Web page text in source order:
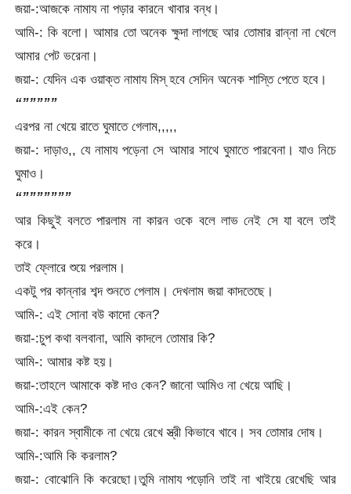
জয়া-:আজকে নামায না পড়ার কারনে খাবার বন্ধ।
আমি-: কি বলো। আমার তো অনেক ক্ষুদা লাগছে আর তোমার রান্না না খেলে
আমার পেট ভরেনা।
জয়া-: যেদিন এক ওয়াক্ত নামায মিস্ হবে সেদিন অনেক শাস্তি পেতে হবে।
“”””””
এরপর না খেয়ে রাতে ঘুমাতে গেলাম,,,,,
জয়া-: দাড়াও,, যে নামায পড়েনা সে আমার সাথে ঘুমাতে পারবেনা। যাও নিচে
ঘুমাও।
“”””””””
আর কিছুই বলতে পারলাম না কারন ওকে বলে লাভ নেই সে যা বলে তাই
করে।
তাই ফ্লোরে শুয়ে পরলাম।
একটু পর কান্নার শব্দ শুনতে পেলাম। দেখলাম জয়া কাদতেছে।
আমি-: এই সোনা বউ কাদো কেন?
জয়া-:চুপ কথা বলবানা, আমি কাদলে তোমার কি?
আমি-: আমার কষ্ট হয়।
জয়া-:তাহলে আমাকে কষ্ট দাও কেন? জানো আমিও না খেয়ে আছি।
আমি-:এই কেন?
জয়া-: কারন স্বামীকে না খেয়ে রেখে স্ত্রী কিভাবে খাবে। সব তোমার দোষ।
আমি-:আমি কি করলাম?
জয়া-: বোঝোনি কি করেছো।তুমি নামায পড়োনি তাই না খাইয়ে রেখেছি আর